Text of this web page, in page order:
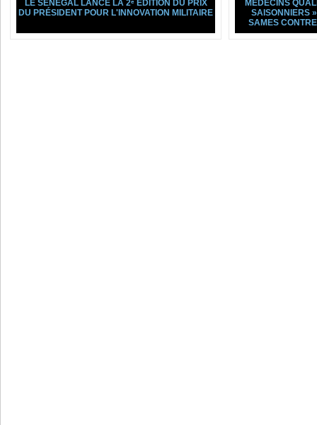
LE SÉNÉGAL LANCE LA 2ᵉ ÉDITION DU PRIX
DU PRÉSIDENT POUR L'INNOVATION MILITAIRE
MÉDECINS
SAISONNIERS
SAMES